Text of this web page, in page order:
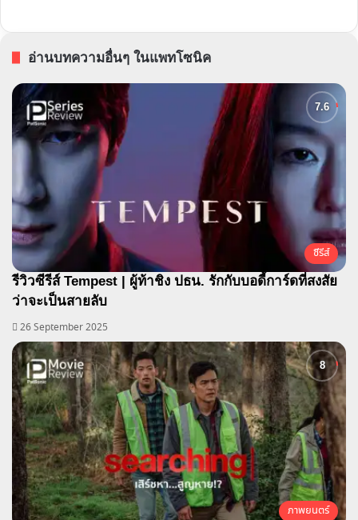
อ่านบทความอื่นๆ ในแพทโซนิค
ซีรีส์
รีวิวซีรีส์ Tempest | ผู้ท้าชิง ปธน. รักกับบอดี้การ์ดที่สงสัย
ว่าจะเป็นสายลับ
26 September 2025
ภาพยนตร์